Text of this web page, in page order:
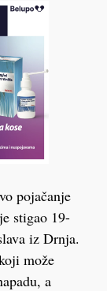
pojačanje
stigao 19-
iz Drnja.
može
a